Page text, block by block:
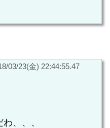
03/23(金) 22:44:55.47
、、、